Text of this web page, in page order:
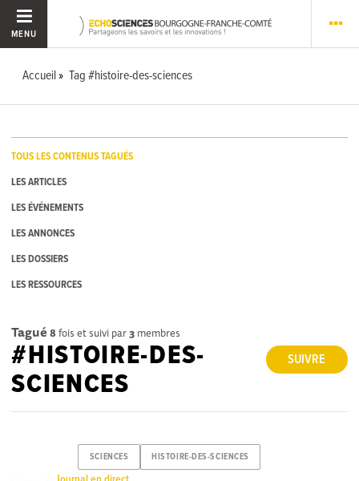
MENU
Accueil Tag #histoire-des-sciences
TOUS LES CONTENUS TAGUÉS
LES ARTICLES
LES ÉVÉNEMENTS
LES ANNONCES
LES DOSSIERS
LES RESSOURCES
Tagué 8 fois et suivi par3 membres
SUIVRE
#HISTOIRE-DES-
SCIENCES
SCIENCES HISTOIRE-DES-SCIENCES